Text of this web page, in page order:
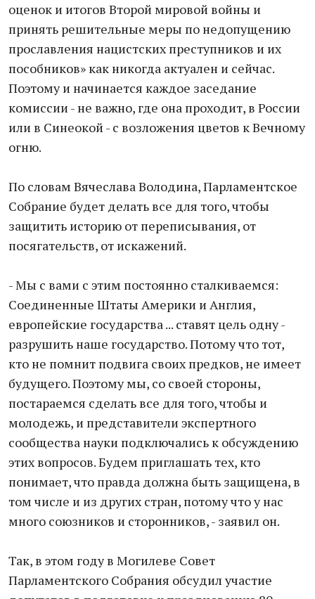
оценок и итогов Второй мировой войны и
принять решительные меры по недопущению
прославления нацистских преступников и их
пособников» как никогда актуален и сейчас.
Поэтому и начинается каждое заседание
комиссии - не важно, где она проходит, в России
или в Синеокой - с возложения цветов к Вечному
огню.
По словам Вячеслава Володина, Парламентское
Собрание будет делать все для того, чтобы
защитить историю от переписывания, от
посягательств, от искажений.
- Мы с вами с этим постоянно сталкиваемся:
Соединенные Штаты Америки и Англия,
европейские государства ... ставят цель одну -
разрушить наше государство. Потому что тот,
кто не помнит подвига своих предков, не имеет
будущего. Поэтому мы, со своей стороны,
постараемся сделать все для того, чтобы и
молодежь, и представители экспертного
сообщества науки подключались к обсуждению
этих вопросов. Будем приглашать тех, кто
понимает, что правда должна быть защищена, в
том числе и из других стран, потому что у нас
много союзников и сторонников, - заявил он.
Так, в этом году в Могилеве Совет
Парламентского Собрания обсудил участие